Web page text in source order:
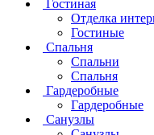
Гостиная
Отделка
Гостиные
Спальня
Спальни
Спальня
Гардеробные
Гардеробные
Санузлы